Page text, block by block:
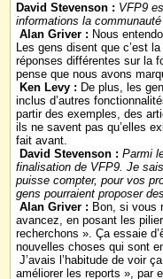
David Stevenson : VFP9
informations la
Alan Griver : Nous
Les gens disent que c’est
réponses différentes sur la
pense que nous avons
Ken Levy : De plus, les
inclus d’autres
partir des exemples, des
ils ne savent pas qu’elles
fait avant.
David Stevenson : Parmi
finalisation de VFP9. Je
puisse compter, pour vos
gens pourraient proposer
Alan Griver : Bon, si vous
avancez, en posant les
recherchons ». Ça essaie
nouvelles choses qui sont
J’avais l’habitude de voir
améliorer les reports », par